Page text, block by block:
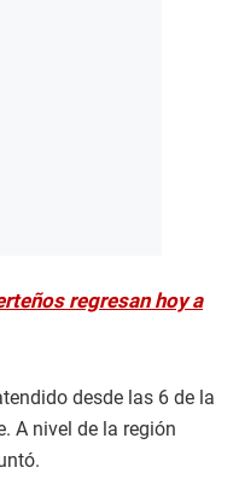
regresan hoy a
desde las 6 de la
A nivel de la región